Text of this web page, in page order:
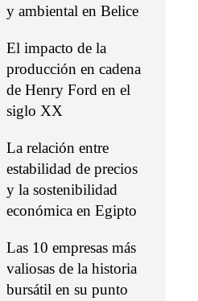
y ambiental en Belice
El impacto de la
producción en cadena
de Henry Ford en el
siglo XX
La relación entre
estabilidad de precios
y la sostenibilidad
económica en Egipto
Las 10 empresas más
valiosas de la historia
bursátil en su punto